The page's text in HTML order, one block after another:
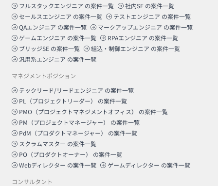
フルスタックエンジニア の案件一覧 社内SE の案件一覧
セールスエンジニア の案件一覧 テストエンジニア の案件一覧
QAエンジニア の案件一覧 マークアップエンジニア の案件一覧
ゲームエンジニア の案件一覧 RPAエンジニア の案件一覧
ブリッジSE の案件一覧 組込・制御エンジニア の案件一覧
汎用系エンジニア の案件一覧
マネジメントポジション
テックリード/リードエンジニア の案件一覧
PL（プロジェクトリーダー）
の案件一覧
PMO（プロジェクトマネジメントオフィス）
の案件一覧
PM（プロジェクトマネージャー）
の案件一覧
PdM（プロダクトマネージャー）
の案件一覧
スクラムマスター の案件一覧
PO（プロダクトオーナー）
の案件一覧
Webディレクター の案件一覧 ゲームディレクター の案件一覧
コンサルタント